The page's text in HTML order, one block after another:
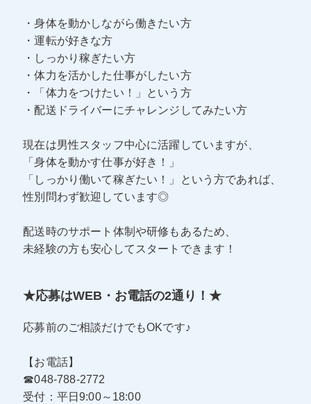
・身体を動かしながら働きたい方
・運転が好きな方
・しっかり稼ぎたい方
・体力を活かした仕事がしたい方
・「体力をつけたい！」という方
・配送ドライバーにチャレンジしてみたい方
現在は男性スタッフ中心に活躍していますが、
「身体を動かす仕事が好き！」
「しっかり働いて稼ぎたい！」という方であれば、
性別問わず歓迎しています◎
配送時のサポート体制や研修もあるため、
未経験の方も安心してスタートできます！
★応募はWEB・お電話の2通り！★
応募前のご相談だけでもOKです♪
【お電話】
☎048-788-2772
受付：平日9:00～18:00